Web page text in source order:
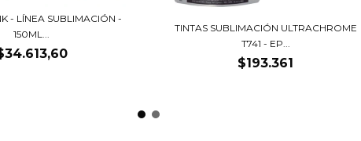
- LÍNEA SUBLIMACIÓN -
150ML...
TINTAS SUBLIMACIÓN ULTRACHROME
T741 - EP...
$193.361